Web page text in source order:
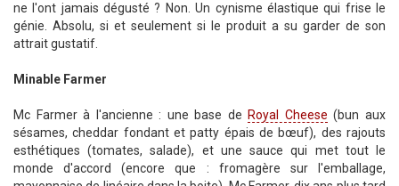
ne l'ont jamais dégusté ? Non. Un cynisme élastique qui frise le
génie. Absolu, si et seulement si le produit a su garder de son
attrait gustatif.
Minable Farmer
Mc Farmer à l'ancienne : une base de Royal Cheese (bun aux
sésames, cheddar fondant et patty épais de bœuf), des rajouts
esthétiques (tomates, salade), et une sauce qui met tout le
monde d'accord (encore que : fromagère sur l'emballage,